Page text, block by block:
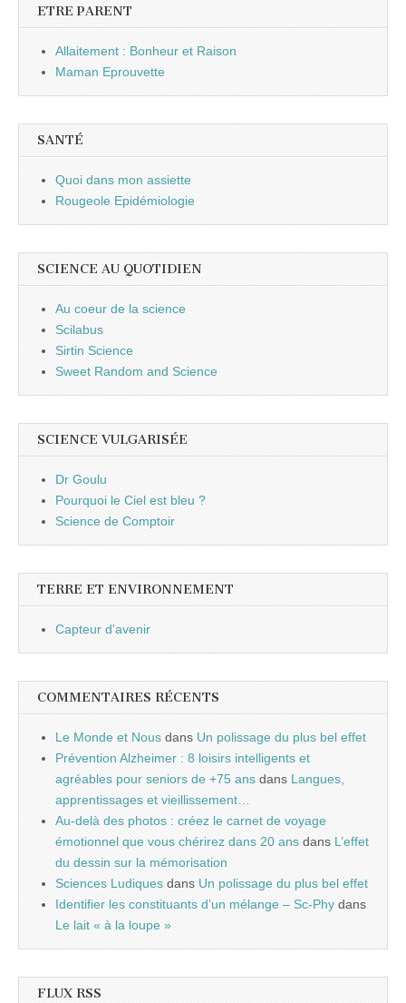
ETRE PARENT
Allaitement : Bonheur et Raison
Maman Eprouvette
SANTÉ
Quoi dans mon assiette
Rougeole Epidémiologie
SCIENCE AU QUOTIDIEN
Au coeur de la science
Scilabus
Sirtin Science
Sweet Random and Science
SCIENCE VULGARISÉE
Dr Goulu
Pourquoi le Ciel est bleu ?
Science de Comptoir
TERRE ET ENVIRONNEMENT
Capteur d'avenir
COMMENTAIRES RÉCENTS
Le Monde et Nous dans Un polissage du plus bel effet
Prévention Alzheimer : 8 loisirs intelligents et
agréables pour seniors de +75 ans dans Langues,
apprentissages et vieillissement…
Au-delà des photos : créez le carnet de voyage
émotionnel que vous chérirez dans 20 ans dans L’effet
du dessin sur la mémorisation
Sciences Ludiques dans Un polissage du plus bel effet
Identifier les constituants d’un mélange – Sc-Phy dans
Le lait « à la loupe »
FLUX RSS